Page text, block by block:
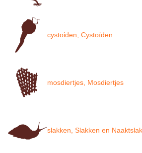
cystoiden, Cystoïden
mosdiertjes, Mosdiertjes
slakken, Slakken en